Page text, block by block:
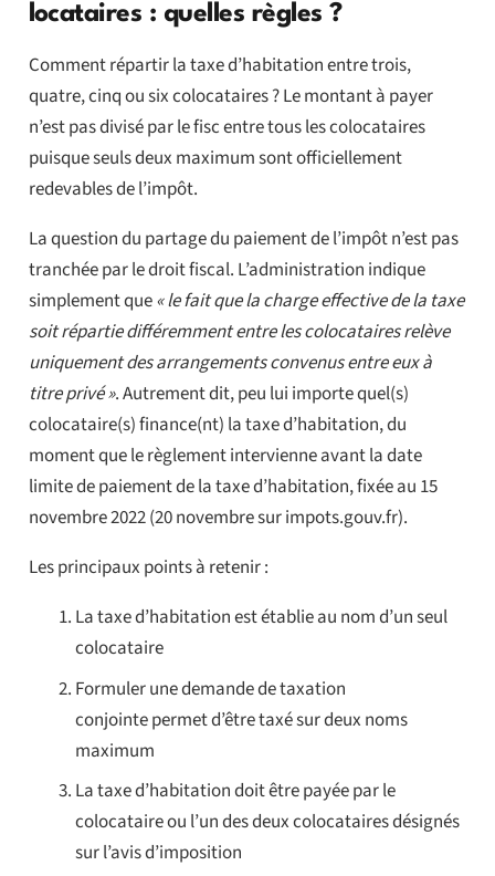
locataires : quelles règles ?
Comment répartir la taxe d’habitation entre trois,
quatre, cinq ou six colocataires ? Le montant à payer
n’est pas divisé par le fisc entre tous les colocataires
puisque seuls deux maximum sont officiellement
redevables de l’impôt.
La question du partage du paiement de l’impôt n’est pas
tranchée par le droit fiscal. L’administration indique
simplement que« le fait que la charge effective de la taxe
soit répartie différemment entre les colocataires relève
uniquement des arrangements convenus entre eux à
titre privé ». Autrement dit, peu lui importe quel(s)
colocataire(s) finance(nt) la taxe d’habitation, du
moment que le règlement intervienne avant la date
limite de paiement de la taxe d’habitation, fixée au 15
novembre 2022 (20 novembre sur impots.gouv.fr).
Les principaux points à retenir :
La taxe d’habitation est établie au nom d’un seul
colocataire
Formuler une demande de taxation
conjointe permet d’être taxé sur deux noms
maximum
La taxe d’habitation doit être payée par le
colocataire ou l’un des deux colocataires désignés
sur l’avis d’imposition